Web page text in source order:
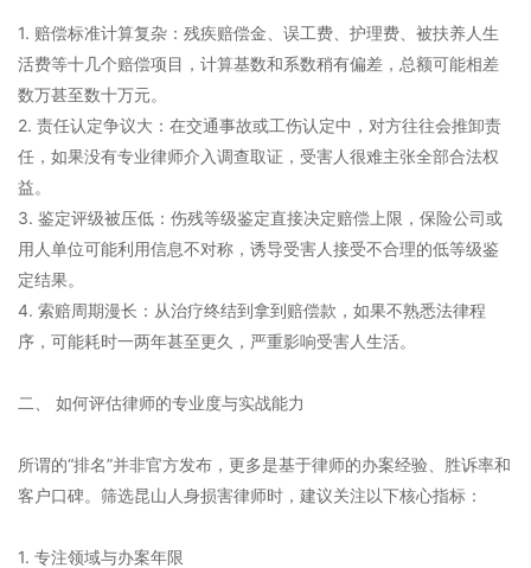
1. 赔偿标准计算复杂：残疾赔偿金、误工费、护理费、被扶养人生
活费等十几个赔偿项目，计算基数和系数稍有偏差，总额可能相差
数万甚至数十万元。
2. 责任认定争议大：在交通事故或工伤认定中，对方往往会推卸责
任，如果没有专业律师介入调查取证，受害人很难主张全部合法权
益。
3. 鉴定评级被压低：伤残等级鉴定直接决定赔偿上限，保险公司或
用人单位可能利用信息不对称，诱导受害人接受不合理的低等级鉴
定结果。
4. 索赔周期漫长：从治疗终结到拿到赔偿款，如果不熟悉法律程
序，可能耗时一两年甚至更久，严重影响受害人生活。
二、 如何评估律师的专业度与实战能力
所谓的“排名”并非官方发布，更多是基于律师的办案经验、胜诉率和
客户口碑。筛选昆山人身损害律师时，建议关注以下核心指标：
1. 专注领域与办案年限